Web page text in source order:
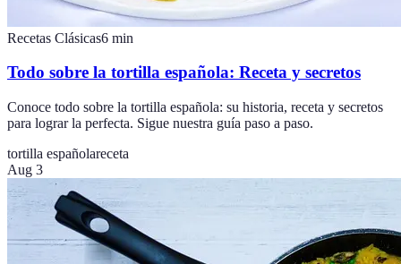
Recetas Clásicas6 min
Todo sobre la tortilla española: Receta y secretos
Conoce todo sobre la tortilla española: su historia, receta y secretos
para lograr la perfecta. Sigue nuestra guía paso a paso.
tortilla españolareceta
Aug 3